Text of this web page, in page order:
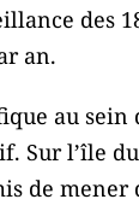
des
an.
au
l’île
de